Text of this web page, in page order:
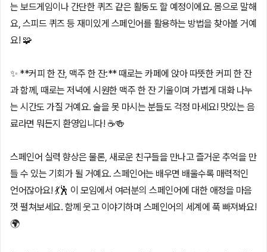
는 보드게임이나 간단한 퀴즈 같은 활동도 할 예정이에요. 몸으로 말해
요, 스피드 퀴즈 등 재미있게 스페인어를 활용하는 방법을 찾아볼 거예
요! 🧩
✨ **커피 한 잔, 맥주 한 잔:** 때로는 카페에 앉아 따뜻한 커피 한 잔
과 함께, 때로는 저녁에 시원한 맥주 한 잔 기울이며 가볍게 대화 나누
는 시간도 가질 거예요. 술을 못 마시는 분들도 걱정 마세요! 맛있는 음
료라면 뭐든지 환영입니다! ☕🍻
스페인어 실력 향상은 물론, 새로운 친구들을 만나고 즐거운 추억을 만
들 수 있는 기회가 될 거예요. 스페인어는 배우면 배울수록 매력적인
언어잖아요! 💃🕺 이 모임에서 여러분의 스페인어에 대한 애정을 마음
껏 펼쳐보세요. 함께 웃고 이야기하며 스페인어의 세계에 푹 빠져봐요!
🌍